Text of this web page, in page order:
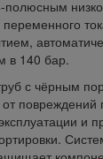
полюсным
переменного
в 140 бар.
с чёрным
повреждений
и